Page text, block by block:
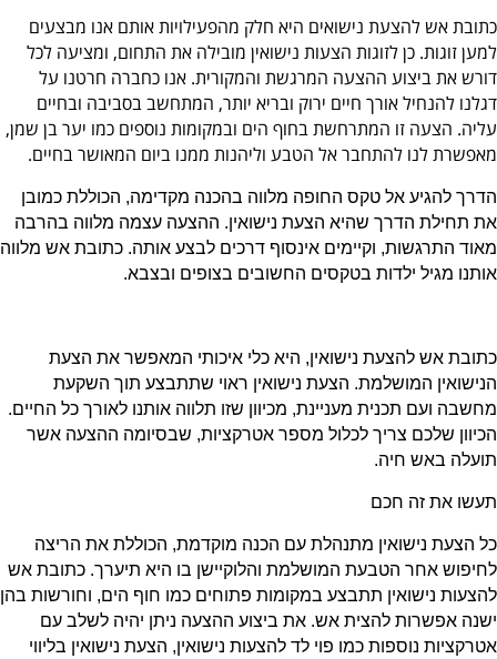
כתובת אש להצעת נישואים היא חלק מהפעילויות אותם אנו מבצעים
למען זוגות. כן לזוגות הצעות נישואין מובילה את התחום, ומציעה לכל
דורש את ביצוע ההצעה המרגשת והמקורית. אנו כחברה חרטנו על
דגלנו להנחיל אורך חיים ירוק ובריא יותר, המתחשב בסביבה ובחיים
עליה. הצעה זו המתרחשת בחוף הים ובמקומות נוספים כמו יער בן שמן,
מאפשרת לנו להתחבר אל הטבע וליהנות ממנו ביום המאושר בחיים.
הדרך להגיע אל טקס החופה מלווה בהכנה מקדימה, הכוללת כמובן
את תחילת הדרך שהיא הצעת נישואין. ההצעה עצמה מלווה בהרבה
מאוד התרגשות, וקיימים אינסוף דרכים לבצע אותה. כתובת אש מלווה
אותנו מגיל ילדות בטקסים החשובים בצופים ובצבא.
כתובת אש להצעת נישואין, היא כלי איכותי המאפשר את הצעת
הנישואין המושלמת. הצעת נישואין ראוי שתתבצע תוך השקעת
מחשבה ועם תכנית מעניינת, מכיוון שזו תלווה אותנו לאורך כל החיים.
הכיוון שלכם צריך לכלול מספר אטרקציות, שבסיומה ההצעה אשר
תועלה באש חיה.
תעשו את זה חכם
כל הצעת נישואין מתנהלת עם הכנה מוקדמת, הכוללת את הריצה
לחיפוש אחר הטבעת המושלמת והלוקיישן בו היא תיערך. כתובת אש
להצעות נישואין תתבצע במקומות פתוחים כמו חוף הים, וחורשות בהן
ישנה אפשרות להצית אש. את ביצוע ההצעה ניתן יהיה לשלב עם
אטרקציות נוספות כמו פוי לד להצעות נישואין, הצעת נישואין בליווי